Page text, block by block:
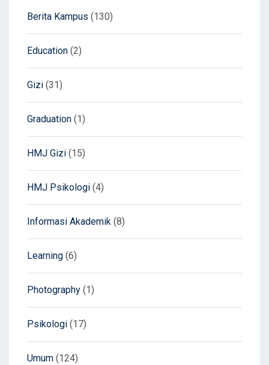
Berita Kampus (130)
Education (2)
Gizi (31)
Graduation (1)
HMJ Gizi (15)
HMJ Psikologi (4)
Informasi Akademik (8)
Learning (6)
Photography (1)
Psikologi (17)
Umum (124)